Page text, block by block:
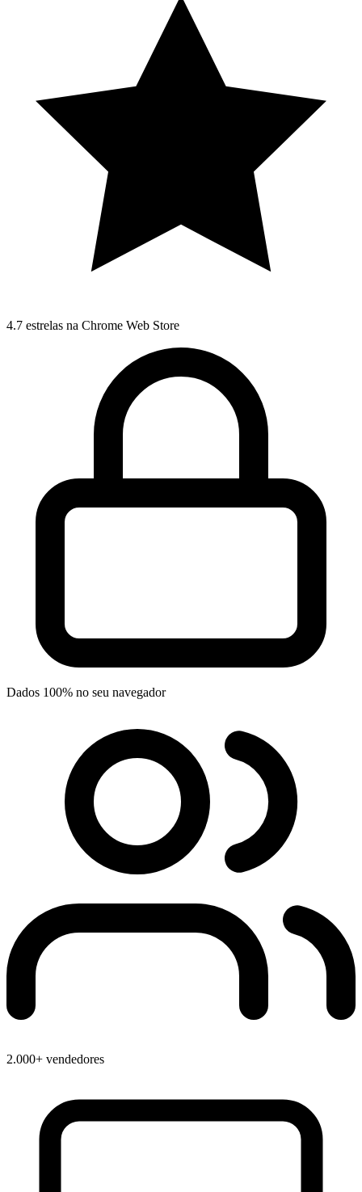
4.7 estrelas na Chrome Web Store
Dados 100% no seu navegador
2.000+ vendedores